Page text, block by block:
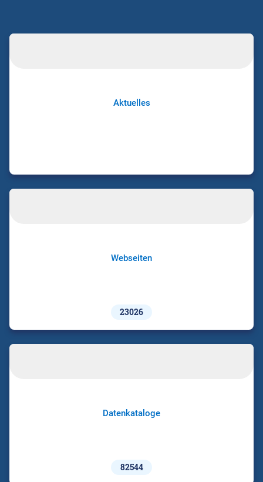
Aktuelles
Webseiten
23026
Datenkataloge
82544